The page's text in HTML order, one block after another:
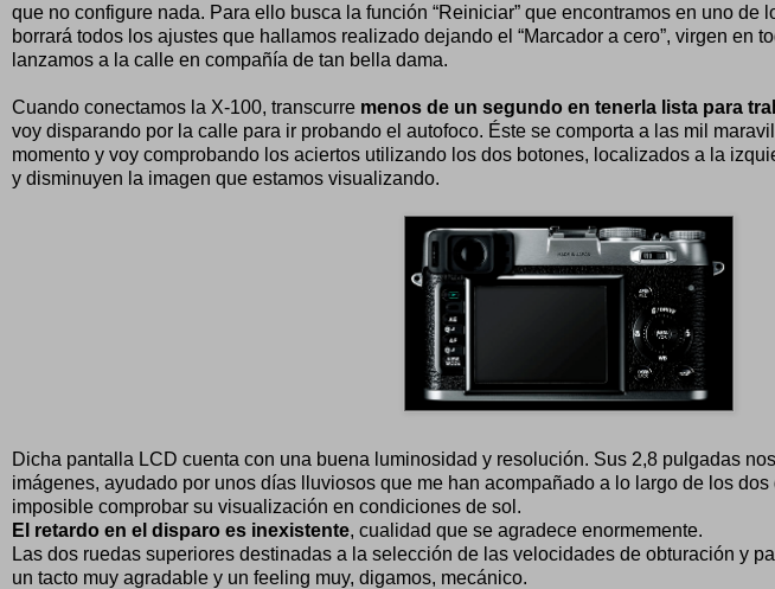
que no configure nada. Para ello busca la función “Reiniciar” que encontramos en uno de
borrará todos los ajustes que hallamos realizado dejando el “Marcador a cero”, virgen en
lanzamos a la calle en compañía de tan bella dama.
Cuando conectamos la X-100, transcurre menos de un segundo en tenerla lista para
voy disparando por la calle para ir probando el autofoco. Éste se comporta a las mil
momento y voy comprobando los aciertos utilizando los dos botones, localizados a la
y disminuyen la imagen que estamos visualizando.
Dicha pantalla LCD cuenta con una buena luminosidad y resolución. Sus 2,8 pulgadas
imágenes, ayudado por unos días lluviosos que me han acompañado a lo largo de los
imposible comprobar su visualización en condiciones de sol.
El retardo en el disparo es inexistente, cualidad que se agradece enormemente.
Las dos ruedas superiores destinadas a la selección de las velocidades de obturación y
un tacto muy agradable y un feeling muy, digamos, mecánico.